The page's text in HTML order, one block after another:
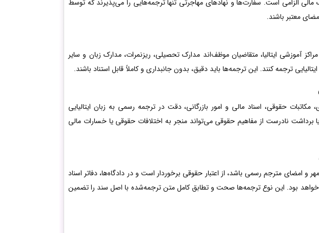
الزامی است. سفارت‌ها و نهادهای مهاجرتی تنها ترجمه‌هایی را می‌پذیرند که توسط
معتبر باشند.
آموزشی ایتالیا، متقاضیان موظف‌اند مدارک تحصیلی، ریزنمرات، مدارک زبان و سایر
ترجمه کنند. این ترجمه‌ها باید دقیق، بدون جانبداری و کاملاً قابل استناد باشند.
مکاتبات حقوقی، اسناد مالی و امور بازرگانی، دقت در ترجمه رسمی به زبان ایتالیایی
برداشت نادرست از مفاهیم حقوقی می‌تواند منجر به اختلافات حقوقی یا خسارات مالی
و امضای مترجم رسمی باشد، از اعتبار حقوقی برخوردار است و در دادگاه‌ها، دفاتر اسناد
خواهد بود. این نوع ترجمه‌ها صحت و تطابق کامل متن ترجمه‌شده با اصل سند را تضمین